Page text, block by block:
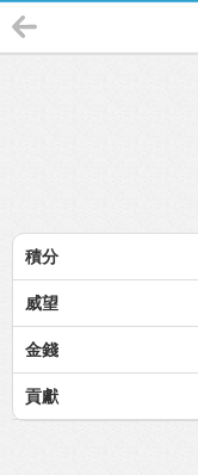
積分
威望
金錢
貢獻